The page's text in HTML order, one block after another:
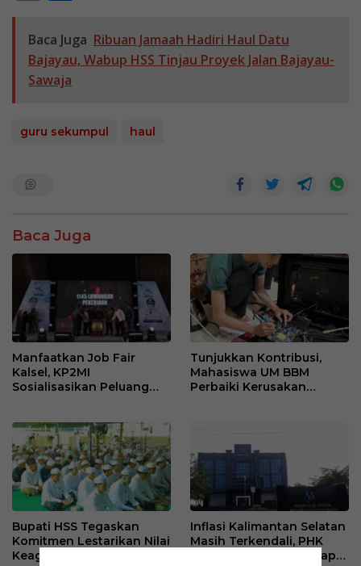
s
A
b
o
t ar
e
Baca Juga Ribuan Jamaah Hadiri Haul Datu
Bajayau, Wabup HSS Tinjau Proyek Jalan Bajayau-
Sawaja
guru sekumpul haul
Baca Juga
Manfaatkan Job Fair
Kalsel, KP2MI
Sosialisasikan Peluang
Tunjukkan Kontribusi,
Mahasiswa UM BBM
Perbaiki Kerusakan
Bupati HSS Tegaskan
Komitmen Lestarikan Nilai
Keagamaan Lewat Haul
Inflasi Kalimantan Selatan
Masih Terkendali, PHK
Jadi Alarm Namun Tetap